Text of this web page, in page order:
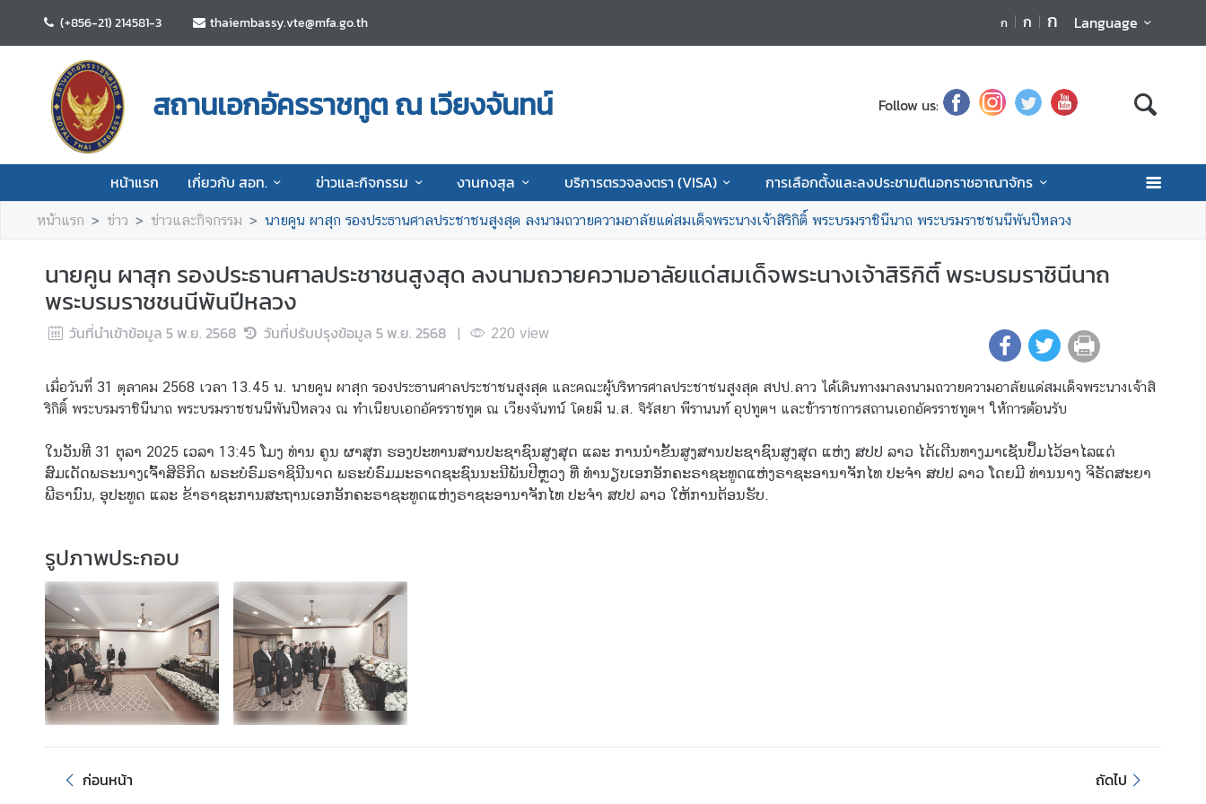
(+856-21) 214581-3 thaiembassy.vte@mfa.go.th ก ก ก Language
สถานเอกอัครราชทูต ณ เวียงจันทน์ Follow us:
หน้าแรก เกี่ยวกับ สอท. ข่าวและกิจกรรม งานกงสุล บริการตรวจลงตรา (VISA) การเลือกตั้งและลงประชามตินอกราชอาณาจักร
ก
เ
กี่
ว
บ
ส
ท
.
ข่
า
ว
ะ
กิ
จ
ก
ร
ร
ม
หน้าแรก ข่าว ข่าวและกิจกรรม นายคูน ผาสุก รองประธานศาลประชาชนสูงสุด ลงนามถวายความอาลัยแด่สมเด็จพระนางเจ้าสิริกิติ์ พระบรมราชินีนาถ พระบรมราชชนนีพันปีหลวง
นายคูน ผาสุก รองประธานศาลประชาชนสูงสุด ลงนามถวายความอาลัยแด่สมเด็จพระนางเจ้าสิริกิติ์ พระบรมราชินีนาถ
พระบรมราชชนนีพันปีหลวง
วันที่นำเข้าข้อมูล 5 พ.ย. 2568 วันที่ปรับปรุงข้อมูล 5 พ.ย. 2568 | 220 view
เมื่อวันที่ 31 ตุลาคม 2568 เวลา 13.45 น. นายคูน ผาสุก รองประธานศาลประชาชนสูงสุด และคณะผู้บริหารศาลประชาชนสูงสุด สปป.ลาว ได้เดินทางมาลงนามถวายความอาลัยแด่สมเด็จพระนางเจ้าสิ
ริกิติ์ พระบรมราชินีนาถ พระบรมราชชนนีพันปีหลวง ณ ทำเนียบเอกอัครราชทูต ณ เวียงจันทน์ โดยมี น.ส. จิรัสยา พีรานนท์ อุปทูตฯ และข้าราชการสถานเอกอัครราชทูตฯ ให้การต้อนรับ
ໃນວັນທີ 31 ຕຸລາ 2025 ເວລາ 13:45 ໂມງ ທ່ານ ຄູນ ຜາສຸກ ຮອງປະທານສານປະຊາຊົນສູງສຸດ ແລະ ການນຳຂັ້ນສູງສານປະຊາຊົນສູງສຸດ ແຫ່ງ ສປປ ລາວ ໄດ້ເດີນທາງມາເຊັນປຶ້ມໄວ້ອາໄລແດ່
ສົມເດັດພຣະນາງເຈົ້າສິຣິກິດ ພຣະບໍຣົມຣາຊິນີນາດ ພຣະບໍຣົມມະຣາດຊະຊົນນະນີພັນປີຫຼວງ ທີ່ ທຳນຽບເອກອັກຄະຣາຊະທູດແຫ່ງຣາຊະອານາຈັກໄທ ປະຈຳ ສປປ ລາວ ໂດຍມີ ທ່ານນາງ ຈິຣັດສະຍາ
ພີຣານົນ, ອຸປະທູດ ແລະ ຂ້າຣາຊະການສະຖານເອກອັກຄະຣາຊະທູດແຫ່ງຣາຊະອານາຈັກໄທ ປະຈຳ ສປປ ລາວ ໃຫ້ການຕ້ອນຮັບ.
รูปภาพประกอบ
ก่อนหน้า ถัดไป